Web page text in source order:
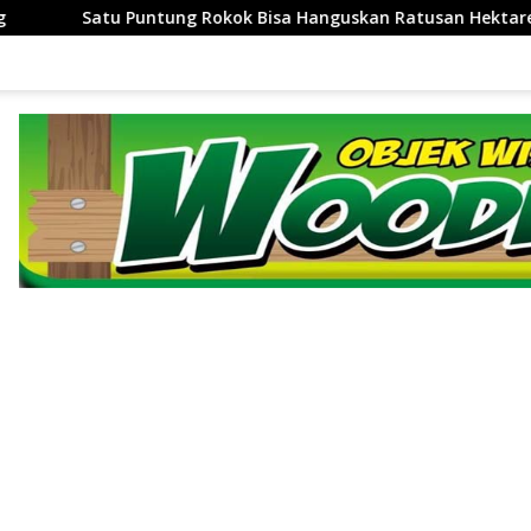
Ratusan Hektare Hutan, Bupati Kuningan Ingatkan